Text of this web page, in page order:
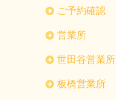
ご予約確認
営業所
世田谷営業所
板橋営業所